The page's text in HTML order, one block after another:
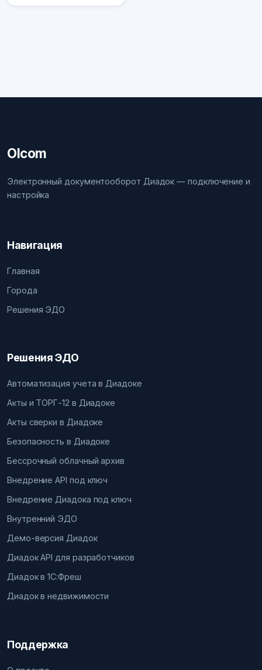
Olcom
Электронный документооборот Диадок — подключение и
настройка
Навигация
Главная
Города
Решения ЭДО
Решения ЭДО
Автоматизация учета в Диадоке
Акты и ТОРГ-12 в Диадоке
Акты сверки в Диадоке
Безопасность в Диадоке
Бессрочный облачный архив
Внедрение API под ключ
Внедрение Диадока под ключ
Внутренний ЭДО
Демо-версия Диадок
Диадок API для разработчиков
Диадок в 1С:Фреш
Диадок в недвижимости
Поддержка